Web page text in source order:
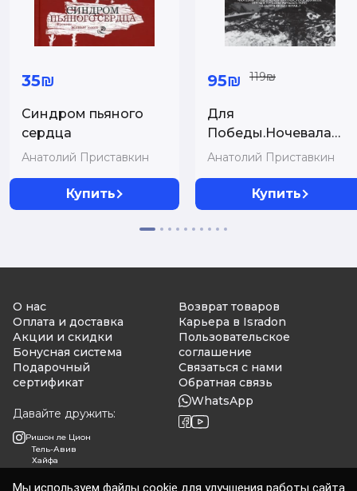
35₪
Синдром пьяного
сердца
Анатолий Приставкин
Купить
95₪ 119₪
Для
Победы.Ночевала
тучка золотая
Анатолий Приставкин
Купить
О нас
Оплата и доставка
Акции и скидки
Бонусная система
Подарочный
сертификат
Давайте дружить:
Ришон ле Цион
Тель-Авив
Хайфа
Возврат товаров
Карьера в Isradon
Пользовательское
соглашение
Связаться с нами
Обратная связь
WhatsApp
Мы используем файлы cookie для улучшения работы сайта